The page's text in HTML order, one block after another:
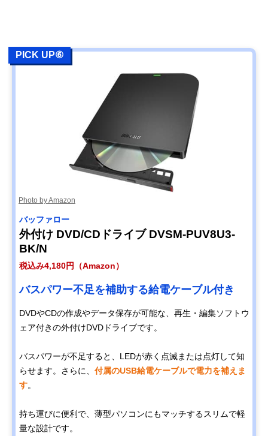
PICK UP⑥
Photo by Amazon
バッファロー
外付け DVD/CDドライブ DVSM-PUV8U3-
BK/N
税込み4,180円（Amazon）
バスパワー不足を補助する給電ケーブル付き
DVDやCDの作成やデータ保存が可能な、再生・編集ソフトウ
ェア付きの外付けDVDドライブです。
バスパワーが不足すると、LEDが赤く点滅または点灯して知
らせます。さらに、 付属のUSB給電ケーブルで電力を補えま
す。
持ち運びに便利で、薄型パソコンにもマッチするスリムで軽
量な設計です。